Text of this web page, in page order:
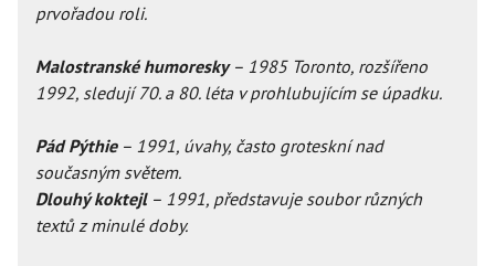
prvořadou roli.
Malostranské humoresky– 1985 Toronto, rozšířeno
1992, sledují 70. a 80. léta v prohlubujícím se úpadku.
Pád Pýthie– 1991, úvahy, často groteskní nad
současným světem.
Dlouhý koktejl– 1991, představuje soubor různých
textů z minulé doby.